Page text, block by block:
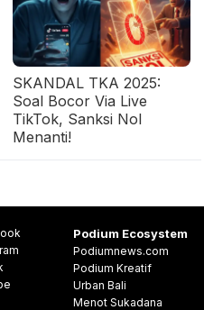
SKANDAL TKA 2025:
Soal Bocor Via Live
TikTok, Sanksi Nol
Menanti!
Podium Ecosystem
Podiumnews.com
Podium Kreatif
Urban Bali
Menot Sukadana